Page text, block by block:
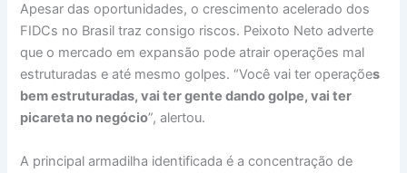
Apesar das oportunidades, o crescimento acelerado dos
FIDCs no Brasil traz consigo riscos. Peixoto Neto adverte
que o mercado em expansão pode atrair operações mal
estruturadas e até mesmo golpes. “Você vai ter operações
bem estruturadas, vai ter gente dando golpe, vai ter
picareta no negócio”, alertou.
A principal armadilha identificada é a concentração de